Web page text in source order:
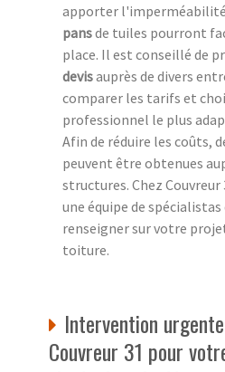
apporter l'imperméabilité
pansde tuiles pourront
place. Il est conseillé de
devisauprès de divers
comparer les tarifs et
professionnel le plus
Afin de réduire les coûts,
peuvent être obtenues
structures. Chez
une équipe de
renseigner sur votre
toiture.
Intervention
Couvreur 31 pour